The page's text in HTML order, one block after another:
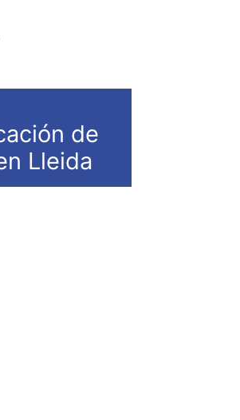
de
Lleida